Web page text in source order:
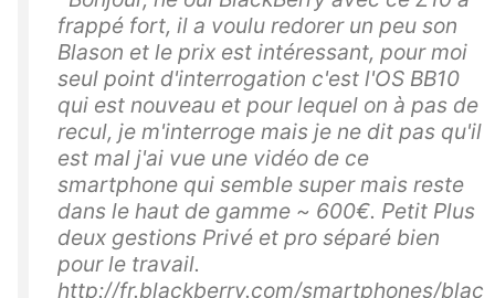
frappé fort, il a voulu redorer un peu son
Blason et le prix est intéressant, pour moi
seul point d'interrogation c'est l'OS BB10
qui est nouveau et pour lequel on à pas de
recul, je m'interroge mais je ne dit pas qu'il
est mal j'ai vue une vidéo de ce
smartphone qui semble super mais reste
dans le haut de gamme ~ 600€. Petit Plus
deux gestions Privé et pro séparé bien
pour le travail.
http://fr.blackberry.com/smartphones/blac